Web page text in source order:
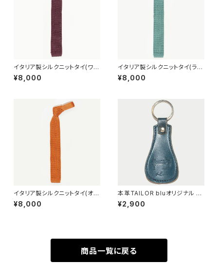
イタリア製シルクニットタイ(ワイ
ン)
¥8,000
イタリア製シルクニットタイ(ライ
トグリーン)
¥8,000
イタリア製シルクニットタイ(オレ
ンジ)
¥8,000
本革TAILOR bluオリジナル 靴
ベラ(ネイビー)
¥2,900
商品一覧に戻る